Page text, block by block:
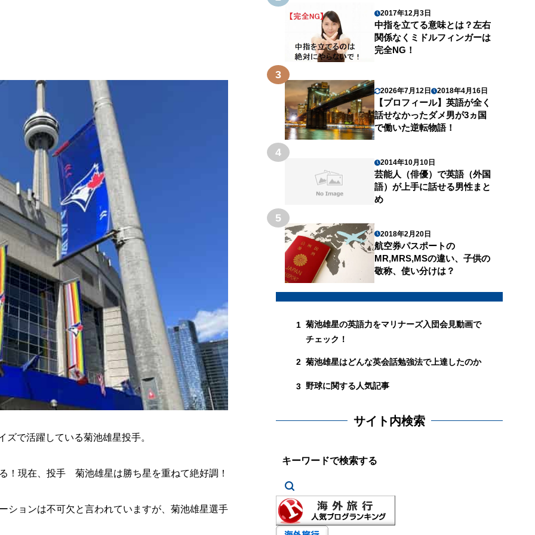
で活躍している菊池雄星投手。
！現在、投手 菊池雄星は勝ち星を重ねて絶好調！
ョンは不可欠と言われていますが、 菊池雄星選手
2017年12月3日
中指を立てる意味とは？左右
関係なくミドルフィンガーは
完全NG！
3
2026年7月12日 2018年4月16日
【プロフィール】英語が全く
話せなかったダメ男が3ヵ国
で働いた逆転物語！
4
2014年10月10日
芸能人（俳優）で英語（外国
語）が上手に話せる男性まと
め
5
2018年2月20日
航空券パスポートの
MR,MRS,MSの違い、子供の
敬称、使い分けは？
1 菊池雄星の英語力をマリナーズ入団会見動画で
チェック！
2 菊池雄星はどんな英会話勉強法で上達したのか
3 野球に関する人気記事
サイト内検索